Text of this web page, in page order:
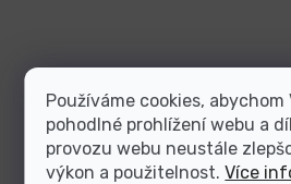
Používáme cookies, abychom
pohodlné prohlížení webu a
provozu webu neustále
výkon a použitelnost.Více